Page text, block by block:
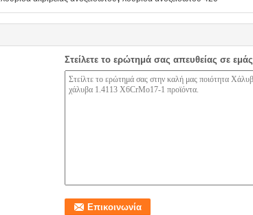
Στείλετε το ερώτημά σας απευθείας σε εμάς